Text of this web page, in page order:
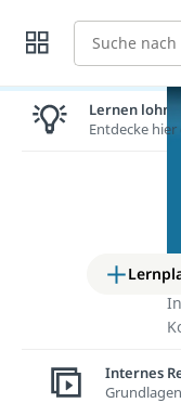
Suche
Lernen lohnt
Entdecke hier
Internes